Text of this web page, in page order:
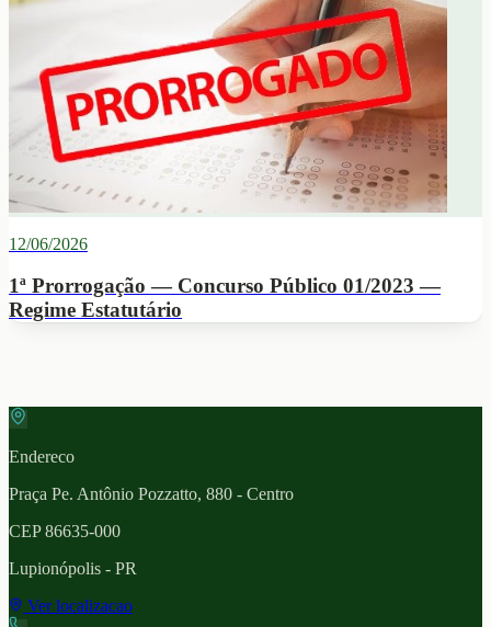
12/06/2026
1ª Prorrogação — Concurso Público 01/2023 —
Regime Estatutário
Endereco
Praça Pe. Antônio Pozzatto, 880 - Centro
CEP86635-000
Lupionópolis - PR
Ver localizacao